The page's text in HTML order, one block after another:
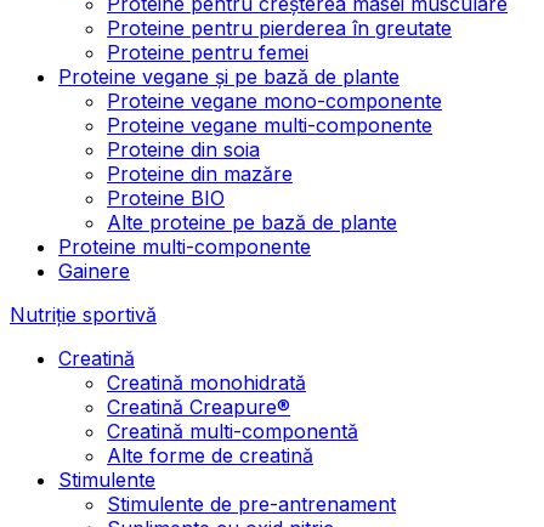
Proteine pentru pierderea în greutate
Proteine pentru femei
Proteine vegane și pe bază de plante
Proteine vegane mono-componente
Proteine vegane multi-componente
Proteine din soia
Proteine din mazăre
Proteine BIO
Alte proteine pe bază de plante
Proteine multi-componente
Gainere
Nutriție sportivă
Creatină
Creatină monohidrată
Creatină Creapure®
Creatină multi-componentă
Alte forme de creatină
Stimulente
Stimulente de pre-antrenament